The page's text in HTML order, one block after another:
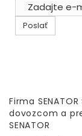
Poslať
Firma
dovozcom a
SENATOR